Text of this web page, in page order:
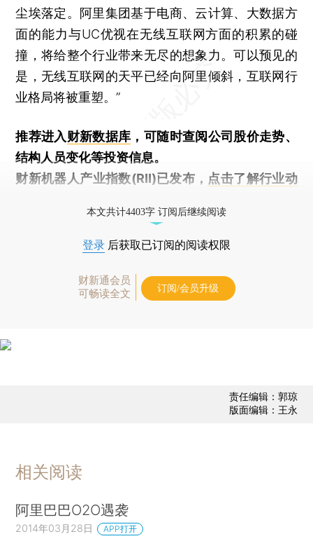
尘埃落定。阿里集团基于电商、云计算、大数据方
面的能力与UC优视在无线互联网方面的积累的碰
撞，将给整个行业带来无尽的想象力。可以预见的
是，无线互联网的天平已经向阿里倾斜，互联网行
业格局将被重塑。”
推荐进入财新数据库 ，可随时查阅公司股价走势、
结构人员变化等投资信息。
财新机器人产业指数(RII)已发布， 点击了解行业动
本文共计4403字 订阅后继续阅读
登录 后获取已订阅的阅读权限
财新通会员
可畅读全文
订阅/会员升级
责任编辑：郭琼
版面编辑：王永
相关阅读
阿里巴巴O2O遇袭
2014年03月28日 APP打开